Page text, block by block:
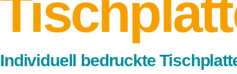
Individuell bedruckte